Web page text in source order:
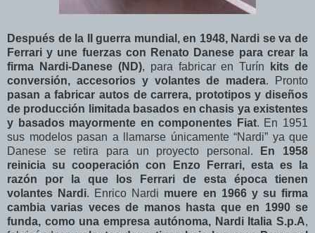
Después de la II guerra mundial, en 1948, Nardi se va de
Ferrari y une fuerzas con Renato Danese para crear la
firma Nardi-Danese (ND), para fabricar en Turín kits de
conversión, accesorios y volantes de madera. Pronto
pasan a fabricar autos de carrera, prototipos y diseños
de producción limitada basados en chasis ya existentes
y basados mayormente en componentes Fiat. En 1951
sus modelos pasan a llamarse únicamente “Nardi” ya que
Danese se retira para un proyecto personal.
En 1958
reinicia su cooperación con Enzo Ferrari, esta es la
razón por la que los Ferrari de esta época tienen
volantes Nardi. Enrico Nardi muere en 1966 y su firma
cambia varias veces de manos hasta que en 1990 se
funda, como una empresa autónoma, Nardi Italia S.p.A,